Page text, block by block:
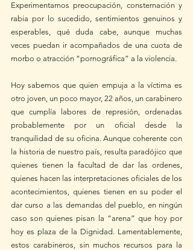
Experimentamos preocupación, consternación y
rabia por lo sucedido, sentimientos genuinos y
esperables, qué duda cabe, aunque muchas
veces puedan ir acompañados de una cuota de
morbo o atracción “pornográfica” a la violencia.
Hoy sabemos que quien empuja a la víctima es
otro joven, un poco mayor, 22 años, un carabinero
que cumplía labores de represión, ordenadas
probablemente por un oficial desde la
tranquilidad de su oficina. Aunque coherente con
la historia de nuestro país, resulta paradójico que
quienes tienen la facultad de dar las ordenes,
quienes hacen las interpretaciones oficiales de los
acontecimientos, quienes tienen en su poder el
dar curso a las demandas del pueblo, en ningún
caso son quienes pisan la “arena” que hoy por
hoy es plaza de la Dignidad. Lamentablemente,
estos carabineros, sin muchos recursos para la